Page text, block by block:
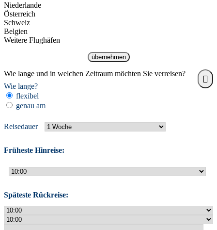
Niederlande
Österreich
Schweiz
Belgien
Weitere Flughäfen
übernehmen
Wie lange und in welchen Zeitraum möchten Sie verreisen?
Wie lange?
flexibel
genau am
Reisedauer
Früheste Hinreise:
Späteste Rückreise: